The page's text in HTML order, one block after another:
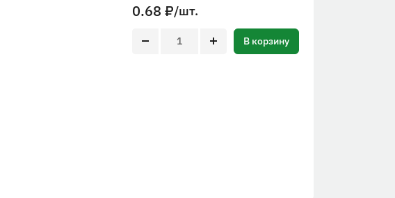
0.68 ₽/шт.
В корзину